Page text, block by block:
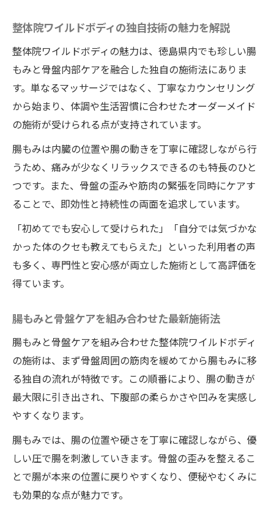
整体院ワイルドボディの独自技術の魅力を解説
整体院ワイルドボディの魅力は、徳島県内でも珍しい腸
もみと骨盤内部ケアを融合した独自の施術法にありま
す。単なるマッサージではなく、丁寧なカウンセリング
から始まり、体調や生活習慣に合わせたオーダーメイド
の施術が受けられる点が支持されています。
腸もみは内臓の位置や腸の動きを丁寧に確認しながら行
うため、痛みが少なくリラックスできるのも特長のひと
つです。また、骨盤の歪みや筋肉の緊張を同時にケアす
ることで、即効性と持続性の両面を追求しています。
「初めてでも安心して受けられた」「自分では気づかな
かった体のクセも教えてもらえた」といった利用者の声
も多く、専門性と安心感が両立した施術として高評価を
得ています。
腸もみと骨盤ケアを組み合わせた最新施術法
腸もみと骨盤ケアを組み合わせた整体院ワイルドボディ
の施術は、まず骨盤周囲の筋肉を緩めてから腸もみに移
る独自の流れが特徴です。この順番により、腸の動きが
最大限に引き出され、下腹部の柔らかさや凹みを実感し
やすくなります。
腸もみでは、腸の位置や硬さを丁寧に確認しながら、優
しい圧で腸を刺激していきます。骨盤の歪みを整えるこ
とで腸が本来の位置に戻りやすくなり、便秘やむくみに
も効果的な点が魅力です。